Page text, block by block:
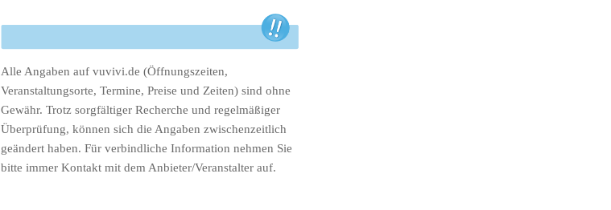
Alle Angaben auf vuvivi.de (Öffnungszeiten,
Veranstaltungsorte, Termine, Preise und Zeiten) sind ohne
Gewähr. Trotz sorgfältiger Recherche und regelmäßiger
Überprüfung, können sich die Angaben zwischenzeitlich
geändert haben. Für verbindliche Information nehmen Sie
bitte immer Kontakt mit dem Anbieter/Veranstalter auf.